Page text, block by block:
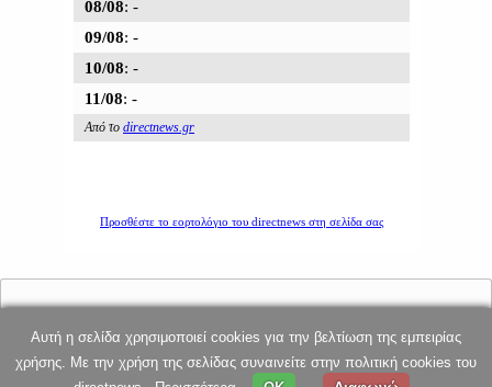
E-mail επικοινωνίας: dnews@directnews.gr
Αυτή η σελίδα χρησιμοποιεί cookies για την βελτίωση της εμπειρίας
χρήσης. Με την χρήση της σελίδας συναινείτε στην πολιτική cookies του